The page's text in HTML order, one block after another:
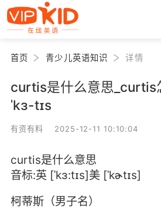
首页 青少儿英语知识 详情
curtis是什么意思_curtis
ˈkɜ-tɪs
有资有料 2025-12-11 10:10:04
curtis是什么意思
音标:英 [ˈkɜ:tɪs]美 [ˈkɚtɪs]
柯蒂斯（男子名）